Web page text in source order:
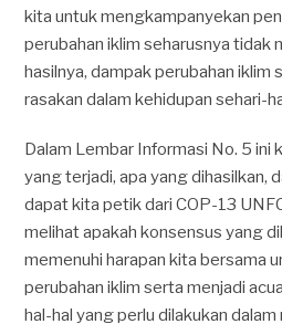
kita untuk mengkampanyekan
perubahan iklim seharusnya tidak
hasilnya, dampak perubahan iklim
rasakan dalam kehidupan sehari-
Dalam Lembar Informasi No. 5 ini
yang terjadi, apa yang dihasilkan,
dapat kita petik dari COP-13
melihat apakah konsensus yang
memenuhi harapan kita bersama
perubahan iklim serta menjadi
hal-hal yang perlu dilakukan